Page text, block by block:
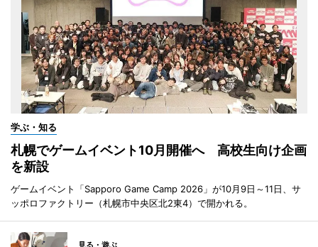
学ぶ・知る
札幌でゲームイベント10月開催へ 高校生向け企画
を新設
ゲームイベント「Sapporo Game Camp 2026」が10月9日～11日、サ
ッポロファクトリー（札幌市中央区北2東4）で開かれる。
見る・遊ぶ